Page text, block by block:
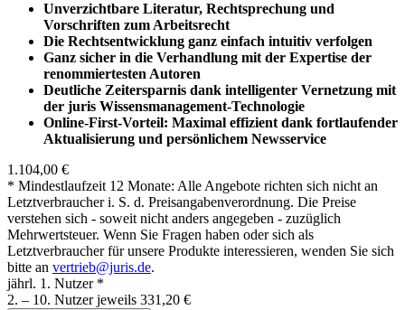
Unverzichtbare Literatur, Rechtsprechung und
Vorschriften zum Arbeitsrecht
Die Rechtsentwicklung ganz einfach intuitiv verfolgen
Ganz sicher in die Verhandlung mit der Expertise der
renommiertesten Autoren
Deutliche Zeitersparnis dank intelligenter Vernetzung mit
der juris Wissensmanagement-Technologie
Online-First-Vorteil: Maximal effizient dank fortlaufender
Aktualisierung und persönlichem Newsservice
1.104,00 €
* Mindestlaufzeit 12 Monate: Alle Angebote richten sich nicht an
Letztverbraucher i. S. d. Preisangabenverordnung. Die Preise
verstehen sich - soweit nicht anders angegeben - zuzüglich
Mehrwertsteuer. Wenn Sie Fragen haben oder sich als
Letztverbraucher für unsere Produkte interessieren, wenden Sie sich
bitte an vertrieb@juris.de.
jährl. 1. Nutzer *
2. – 10. Nutzer jeweils 331,20 €